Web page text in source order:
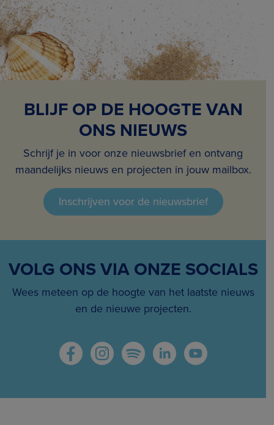
BLIJF OP DE HOOGTE VAN
ONS NIEUWS
Schrijf je in voor onze nieuwsbrief en ontvang
maandelijks nieuws en projecten in jouw mailbox.
Inschrijven voor de nieuwsbrief
VOLG ONS VIA ONZE SOCIALS
Wees meteen op de hoogte van het laatste nieuws
en de nieuwe projecten.